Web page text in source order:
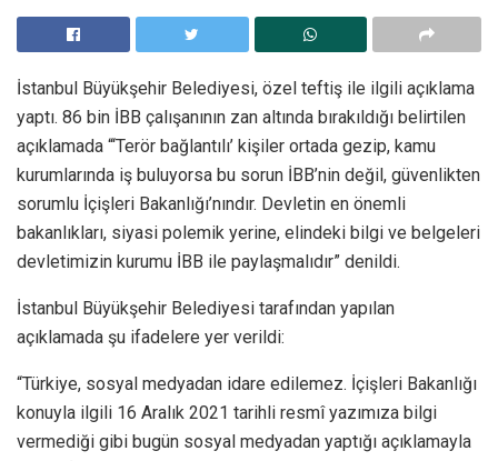
İstanbul Büyükşehir Belediyesi, özel teftiş ile ilgili açıklama
yaptı. 86 bin İBB çalışanının zan altında bırakıldığı belirtilen
açıklamada “‘Terör bağlantılı’ kişiler ortada gezip, kamu
kurumlarında iş buluyorsa bu sorun İBB’nin değil, güvenlikten
sorumlu İçişleri Bakanlığı’nındır. Devletin en önemli
bakanlıkları, siyasi polemik yerine, elindeki bilgi ve belgeleri
devletimizin kurumu İBB ile paylaşmalıdır” denildi.
İstanbul Büyükşehir Belediyesi tarafından yapılan
açıklamada şu ifadelere yer verildi:
“Türkiye, sosyal medyadan idare edilemez. İçişleri Bakanlığı
konuyla ilgili 16 Aralık 2021 tarihli resmî yazımıza bilgi
vermediği gibi bugün sosyal medyadan yaptığı açıklamayla